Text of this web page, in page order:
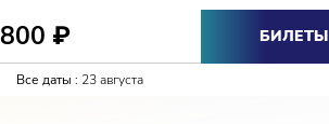
800 ₽ БИЛЕТЫ
Все даты : 23 августа